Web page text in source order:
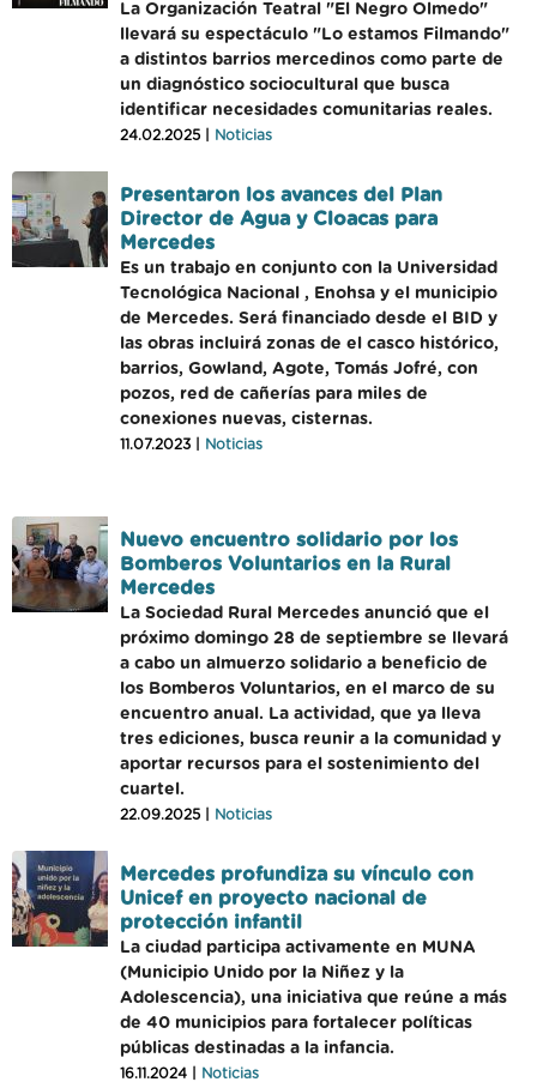
La Organización Teatral "El Negro Olmedo"
llevará su espectáculo "Lo estamos Filmando"
a distintos barrios mercedinos como parte de
un diagnóstico sociocultural que busca
identificar necesidades comunitarias reales.
24.02.2025 | Noticias
Presentaron los avances del Plan
Director de Agua y Cloacas para
Mercedes
Es un trabajo en conjunto con la Universidad
Tecnológica Nacional , Enohsa y el municipio
de Mercedes. Será financiado desde el BID y
las obras incluirá zonas de el casco histórico,
barrios, Gowland, Agote, Tomás Jofré, con
pozos, red de cañerías para miles de
conexiones nuevas, cisternas.
11.07.2023 | Noticias
Nuevo encuentro solidario por los
Bomberos Voluntarios en la Rural
Mercedes
La Sociedad Rural Mercedes anunció que el
próximo domingo 28 de septiembre se llevará
a cabo un almuerzo solidario a beneficio de
los Bomberos Voluntarios, en el marco de su
encuentro anual. La actividad, que ya lleva
tres ediciones, busca reunir a la comunidad y
aportar recursos para el sostenimiento del
cuartel.
22.09.2025 | Noticias
Mercedes profundiza su vínculo con
Unicef en proyecto nacional de
protección infantil
La ciudad participa activamente en MUNA
(Municipio Unido por la Niñez y la
Adolescencia), una iniciativa que reúne a más
de 40 municipios para fortalecer políticas
públicas destinadas a la infancia.
16.11.2024 | Noticias